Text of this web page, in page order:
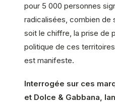
pour 5 000 personnes
radicalisées, combien de
soit le chiffre, la prise de
politique de ces
est manifeste.
Interrogée sur ces
et Dolce & Gabbana,